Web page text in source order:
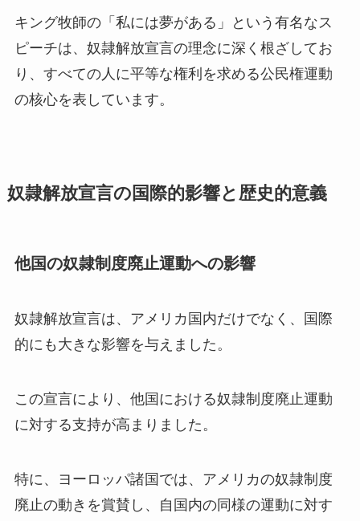
キング牧師の「私には夢がある」という有名なス
ピーチは、奴隷解放宣言の理念に深く根ざしてお
り、すべての人に平等な権利を求める公民権運動
の核心を表しています。
奴隷解放宣言の国際的影響と歴史的意義
他国の奴隷制度廃止運動への影響
奴隷解放宣言は、アメリカ国内だけでなく、国際
的にも大きな影響を与えました。
この宣言により、他国における奴隷制度廃止運動
に対する支持が高まりました。
特に、ヨーロッパ諸国では、アメリカの奴隷制度
廃止の動きを賞賛し、自国内の同様の運動に対す